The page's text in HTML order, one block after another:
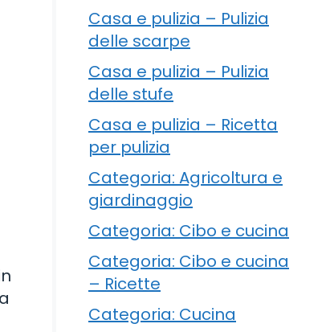
Casa e pulizia – Pulizia
delle scarpe
Casa e pulizia – Pulizia
delle stufe
Casa e pulizia – Ricetta
per pulizia
Categoria: Agricoltura e
giardinaggio
Categoria: Cibo e cucina
Categoria: Cibo e cucina
– Ricette
Categoria: Cucina